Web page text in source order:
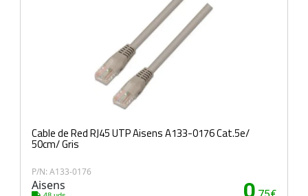
Cable de Red RJ45 UTP Aisens A133-0176 Cat.5e/
50cm/ Gris
P/N: A133-0176
Aisens 0